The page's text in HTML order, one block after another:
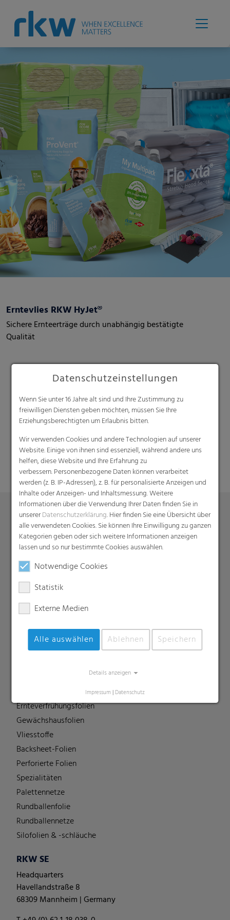
Erntevlies RKW HyJet®
Sichere Ernteerträge durch unabhängig bestätigte
Qualität
Suche
Datenschutzeinstellungen
Wenn Sie unter 16 Jahre alt sind und Ihre Zustimmung zu
freiwilligen Diensten geben möchten, müssen Sie Ihre
Erziehungsberechtigten um Erlaubnis bitten.
Wir verwenden Cookies und andere Technologien auf unserer
Website. Einige von ihnen sind essenziell, während andere uns
helfen, diese Website und Ihre Erfahrung zu
verbessern. Personenbezogene Daten können verarbeitet
werden (z. B. IP-Adressen), z. B. für personalisierte Anzeigen und
Inhalte oder Anzeigen- und Inhaltsmessung. Weitere
Informationen über die Verwendung Ihrer Daten finden Sie in
unsererDatenschutzerklärung. Hier finden Sie eine Übersicht über
alle verwendeten Cookies. Sie können Ihre Einwilligung zu ganzen
Kategorien geben oder sich weitere Informationen anzeigen
lassen und so nur bestimmte Cookies auswählen.
Notwendige Cookies
Statistik
Externe Medien
Alle auswählen Ablehnen Speichern
Details anzeigen
Impressum | Datenschutz
Produkte
Barrierefolien
Compounds
Industriefolien, Säcke, Sackverpackungen
Liners
Multipack-Schrumpffolien
Papierähnliche Folien
Ernteverfrühungsfolien
Gewächshausfolien
Vliesstoffe
Backsheet-Folien
Perforierte Folien
Spezialitäten
Palettennetze
Rundballenfolie
Rundballennetze
Silofolien & -schläuche
RKW SE
Headquarters
Havellandstraße 8
68309 Mannheim | Germany